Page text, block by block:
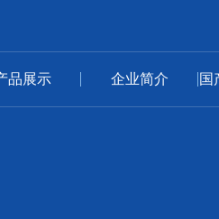
品展示 企业简介 国